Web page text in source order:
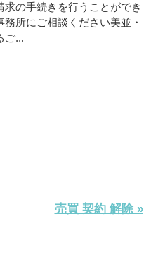
の手続きを行うことができ
所にご相談ください美並・
ご...
売買 契約 解除 »